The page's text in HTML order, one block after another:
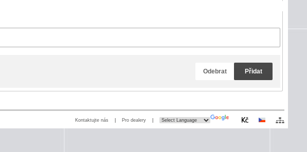
Odebrat Přidat
Kontaktujte nás Pro dealery